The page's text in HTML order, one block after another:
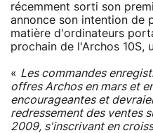
récemment sorti son
annonce son intention de
matière d'ordinateurs
prochain de l'Archos 10S,
« Les commandes
offres Archos en mars et
encourageantes et
redressement des ventes
2009, s'inscrivant en